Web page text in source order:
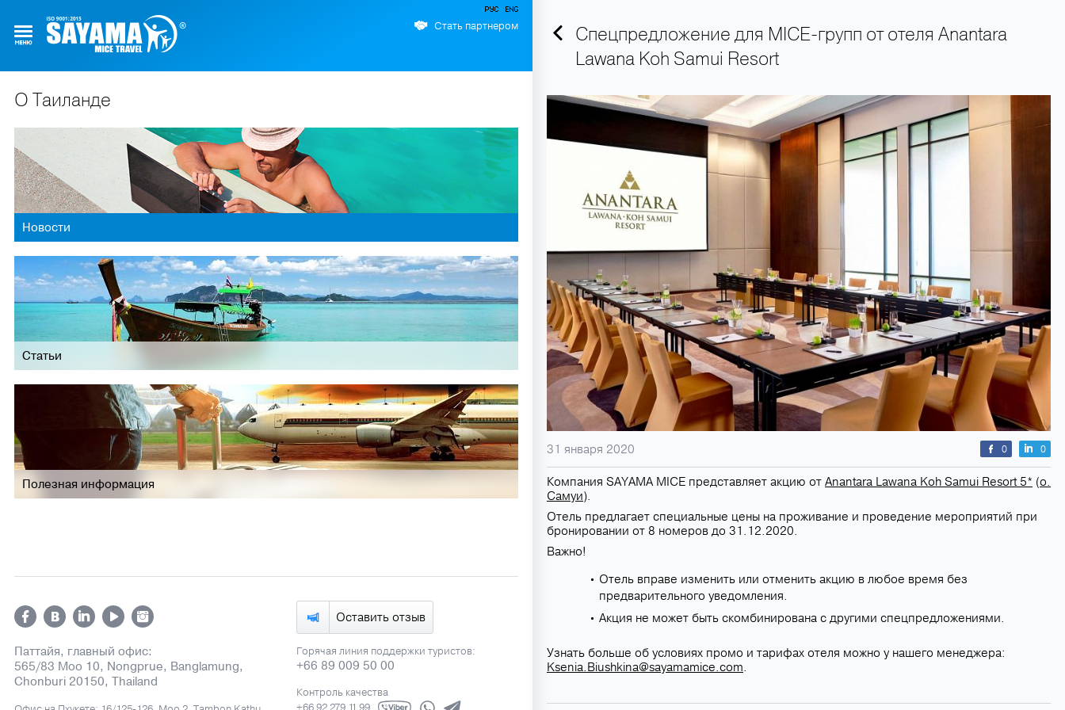
Стать партнером
+66 89 009 50 00 — горячая линия поддержки туристов 24 часа в сутки 7
О Таиланде
Новости
Статьи
Полезная информация
Оставить отзыв
Паттайя, главный офис:
565/83 Moo 10, Nongprue, Banglamung,
Chonburi 20150, Thailand
Горячая линия поддержки туристов:
+66 89 009 50 00
Контроль качества
Спецпредложение для MICE-групп от отеля Anantara
Lawana Koh Samui Resort
31 января 2020 0 0
Компания SAYAMA MICE представляет акцию от Anantara Lawana Koh Samui Resort 5* (о.
Самуи).
Отель предлагает специальные цены на проживание и проведение мероприятий при
бронировании от 8 номеров до 31.12.2020.
Важно!
Отель вправе изменить или отменить акцию в любое время без
предварительного уведомления.
Акция не может быть скомбинирована с другими спецпредложениями.
Узнать больше об условиях промо и тарифах отеля можно у нашего менеджера:
Ksenia.Biushkina@sayamamice.com.